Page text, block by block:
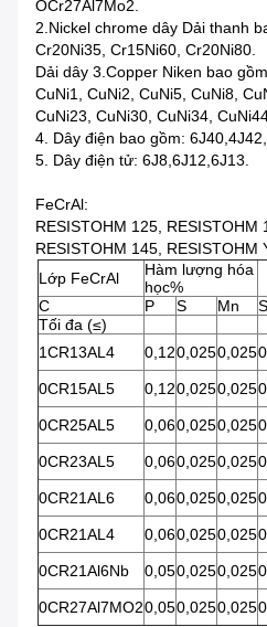
OCr27Al7Mo2.
2.Nickel chrome dây Dải thanh
Cr20Ni35, Cr15Ni60, Cr20Ni80.
Dải dây 3.Copper Niken bao
CuNi1, CuNi2, CuNi5, CuNi8,
CuNi23, CuNi30, CuNi34,
4. Dây điện bao gồm:
5. Dây điện tử: 6J8,6J12,6J13.
FeCrAl:
RESISTOHM 125, RESISTOHM
RESISTOHM 145, RESISTOHM
Lớp FeCrAl
Hàm lượng hóa
học%
C
P S Mn
Tối đa (≤)
1CR13AL4
0,120,0250,025
0CR15AL5 0,120,0250,025
0CR25AL5 0,060,0250,025
0CR23AL5 0,060,0250,025
0CR21AL6 0,060,0250,025
0CR21AL4 0,060,0250,025
0CR21Al6Nb 0,050,0250,025
0CR27Al7MO20,050,0250,025